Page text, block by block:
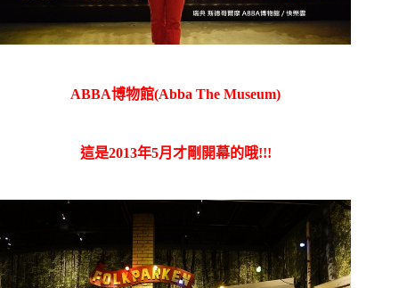
ABBA博物館(Abba The Museum)
這是2013年5月才剛開幕的哦!!!